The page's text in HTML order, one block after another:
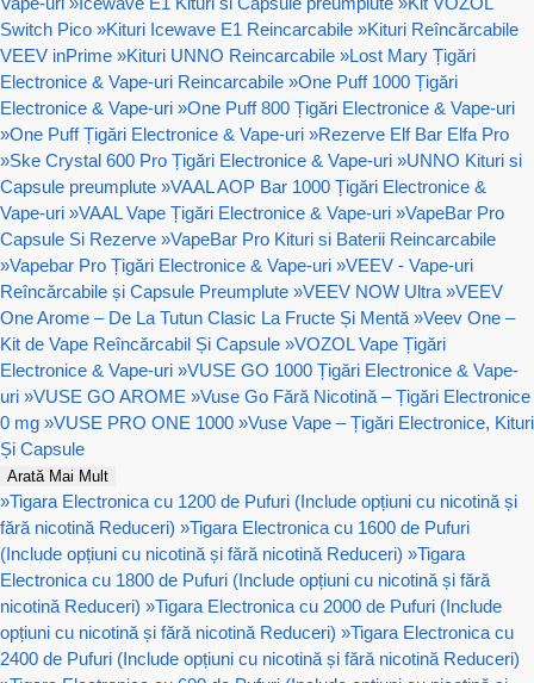
Switch Pico »Kituri Icewave E1 Reincarcabile »Kituri Reîncărcabile
VEEV inPrime »Kituri UNNO Reincarcabile »Lost Mary Țigări
Electronice & Vape-uri Reincarcabile »One Puff 1000 Țigări
Electronice & Vape-uri »One Puff 800 Țigări Electronice & Vape-uri
»One Puff Țigări Electronice & Vape-uri »Rezerve Elf Bar Elfa Pro
»Ske Crystal 600 Pro Țigări Electronice & Vape-uri »UNNO Kituri si
Capsule preumplute »VAAL AOP Bar 1000 Țigări Electronice &
Vape-uri »VAAL Vape Țigări Electronice & Vape-uri »VapeBar Pro
Capsule Si Rezerve »VapeBar Pro Kituri si Baterii Reincarcabile
»Vapebar Pro Țigări Electronice & Vape-uri »VEEV - Vape-uri
Reîncărcabile și Capsule Preumplute »VEEV NOW Ultra »VEEV
One Arome – De La Tutun Clasic La Fructe Și Mentă »Veev One –
Kit de Vape Reîncărcabil Și Capsule »VOZOL Vape Țigări
Electronice & Vape-uri »VUSE GO 1000 Țigări Electronice & Vape-
uri »VUSE GO AROME »Vuse Go Fără Nicotină – Țigări Electronice
0 mg »VUSE PRO ONE 1000 »Vuse Vape – Țigări Electronice, Kituri
Și Capsule
Arată Mai Mult
»Tigara Electronica cu 1200 de Pufuri (Include opțiuni cu nicotină și
fără nicotină Reduceri) »Tigara Electronica cu 1600 de Pufuri
(Include opțiuni cu nicotină și fără nicotină Reduceri) »Tigara
Electronica cu 1800 de Pufuri (Include opțiuni cu nicotină și fără
nicotină Reduceri) »Tigara Electronica cu 2000 de Pufuri (Include
opțiuni cu nicotină și fără nicotină Reduceri) »Tigara Electronica cu
2400 de Pufuri (Include opțiuni cu nicotină și fără nicotină Reduceri)